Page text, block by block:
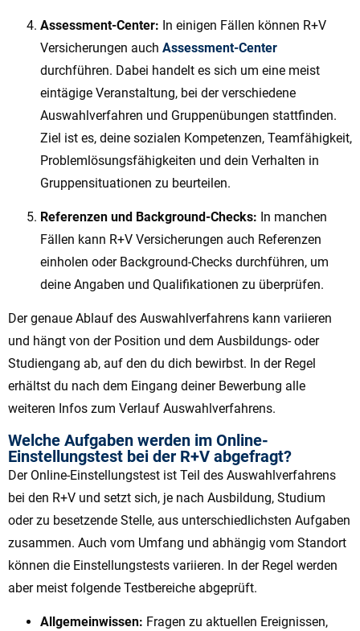
Assessment-Center: In einigen Fällen können R+V
Versicherungen auch Assessment-Center
durchführen. Dabei handelt es sich um eine meist
eintägige Veranstaltung, bei der verschiedene
Auswahlverfahren und Gruppenübungen stattfinden.
Ziel ist es, deine sozialen Kompetenzen, Teamfähigkeit,
Problemlösungsfähigkeiten und dein Verhalten in
Gruppensituationen zu beurteilen.
Referenzen und Background-Checks: In manchen
Fällen kann R+V Versicherungen auch Referenzen
einholen oder Background-Checks durchführen, um
deine Angaben und Qualifikationen zu überprüfen.
Der genaue Ablauf des Auswahlverfahrens kann variieren
und hängt von der Position und dem Ausbildungs- oder
Studiengang ab, auf den du dich bewirbst. In der Regel
erhältst du nach dem Eingang deiner Bewerbung alle
weiteren Infos zum Verlauf Auswahlverfahrens.
Welche Aufgaben werden im Online-
Einstellungstest bei der R+V abgefragt?
Der Online-Einstellungstest ist Teil des Auswahlverfahrens
bei den R+V und setzt sich, je nach Ausbildung, Studium
oder zu besetzende Stelle, aus unterschiedlichsten Aufgaben
zusammen. Auch vom Umfang und abhängig vom Standort
können die Einstellungstests variieren. In der Regel werden
aber meist folgende Testbereiche abgeprüft.
Allgemeinwissen: Fragen zu aktuellen Ereignissen,